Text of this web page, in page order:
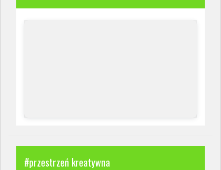
#przestrzeń kreatywna